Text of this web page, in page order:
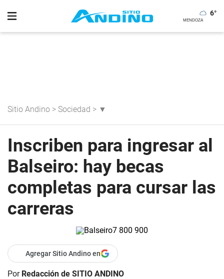
6°
Sitio Andino > Sociedad > ▼
Inscriben para ingresar al
Balseiro: hay becas
completas para cursar las
carreras
Agregar Sitio Andino en
Por Redacción de SITIO ANDINO